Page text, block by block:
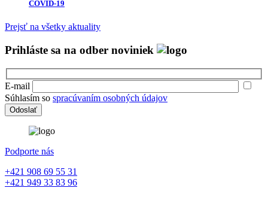
COVID-19
Prejsť na všetky aktuality
Prihláste sa na odber noviniek
E-mail
Súhlasím so spracúvaním osobných údajov
Podporte nás
+421 908 69 55 31
+421 949 33 83 96